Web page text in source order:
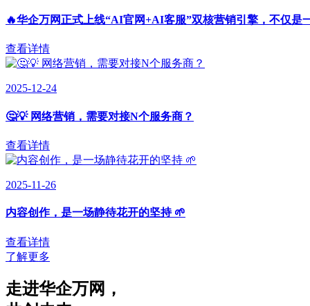
🔥华企万网正式上线“AI官网+AI客服”双核营销引擎，不仅是
查看详情
2025-12-24
🤔💡 网络营销，需要对接N个服务商？
查看详情
2025-11-26
内容创作，是一场静待花开的坚持 🌱
查看详情
了解更多
走进华企万网 ，